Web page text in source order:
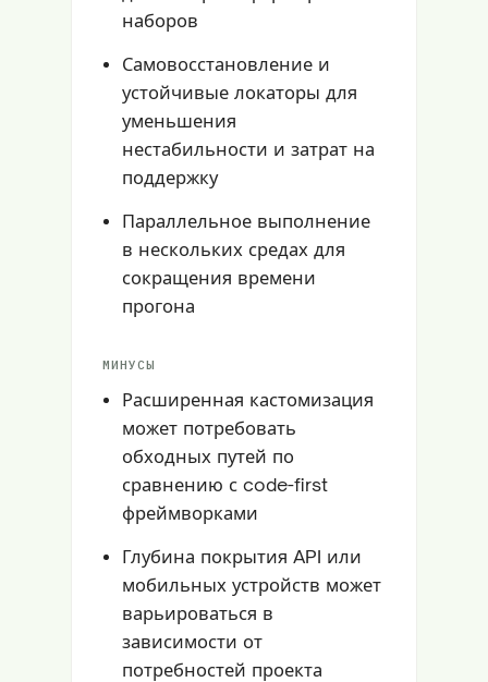
наборов
Самовосстановление и
устойчивые локаторы для
уменьшения
нестабильности и затрат на
поддержку
Параллельное выполнение
в нескольких средах для
сокращения времени
прогона
МИНУСЫ
Расширенная кастомизация
может потребовать
обходных путей по
сравнению с code-first
фреймворками
Глубина покрытия API или
мобильных устройств может
варьироваться в
зависимости от
потребностей проекта